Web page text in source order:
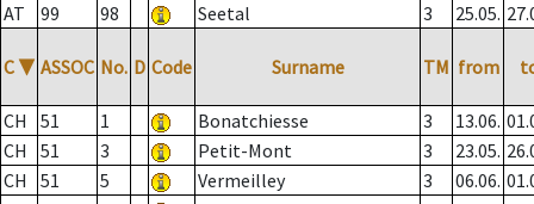
AT
99 98 Seetal 3 25.05.
C ▼ ASSOC No. D Code Surname TM from
CH 51 1 Bonatchiesse 3 13.06.
CH
51 3 Petit-Mont 3 23.05.
CH
51 5 Vermeilley 3 06.06.